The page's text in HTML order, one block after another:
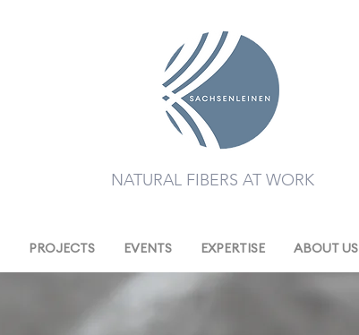
NATURAL FIBERS AT WORK
PROJECTS EVENTS EXPERTISE ABOUT US